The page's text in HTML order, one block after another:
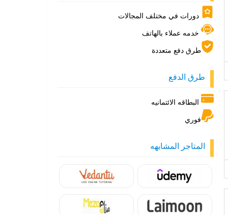
دورات في مختلف المجالات
خدمه عملاء بالهاتف
طرق دفع متعددة
طرق الدفع
البطاقه الائتمانيه
فوري
المتاجر المشابهه